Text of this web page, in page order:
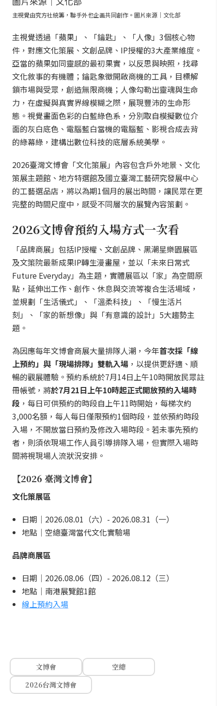
主視覺由究方社統籌，聯手外也企画共同創作。圖片來源｜文化部
主視覺透過「蘋果」、「鑰匙」、「人像」3個核心物
件，對應文化策展、文創品牌、IP授權的3大產業維度。
亞當的蘋果如同靈感的最初果實，以反思與映照，找尋
文化敘事的有機體；鑰匙象徵開啟商機的工具，目標解
鎖市場與受眾，創造無限商機；人像勾勒出靈魂與生命
力，在虛擬與真實界線模糊之際，展現豐沛的生命形
態。視覺畫面色彩的白藍綠色系，分別取自模擬數位介
面的灰白底色、電腦藍白當機的電腦藍、影視合成去背
的綠幕綠，建構出數位科技的底層系統美學。
2026臺灣文博會「文化策展」內容包含戶外地景、文化
策展主題館、地方特選館及國立臺灣工藝研究發展中心
的工藝選品店，將以為期1個月的展出時間，讓民眾在更
完整的時間尺度中，感受不同層次的展覽內容策劃。
2026文博會預約入場方式一次看
「品牌商展」包括IP授權、文創品牌、黑潮星樂園展區
及文策院最新成果IP轉生漫畫屋，並以「未來日常式
Future Everyday」為主題，實體展區以「家」為空間原
點，延伸出工作、創作、休息與交流等複合生活場域，
並規劃「生活儀式」、「溫柔科技」、「慢生活片
刻」、「家的新想像」與「有意識的設計」5大趨勢主
題。
為因應每年文博會商展大量排隊人潮，今年首次採「線
上預約」與「現場排隊」雙軌入場 ，以提供更舒適、順
暢的觀展體驗。預約系統於7月14日上午10時開放民眾註
冊帳號，將於7月21日上午10時起正式開放預約入場時
段 ，每日可供預約的時段自上午11時開始，每梯次約
3,000名額，每人每日僅限預約1個時段，並依預約時段
入場，不開放當日預約及修改入場時段。若未事先預約
者，則須依現場工作人員引導排隊入場，但實際入場時
間將視現場人流狀況安排。
【2026 臺灣文博會】
文化策展區
日期｜2026.08.01（六）- 2026.08.31（一）
地點｜空總臺灣當代文化實驗場
品牌商展區
日期｜2026.08.06（四）- 2026.08.12（三）
地點｜南港展覽館1館
線上預約入場
文博會
空總
2026台灣文博會